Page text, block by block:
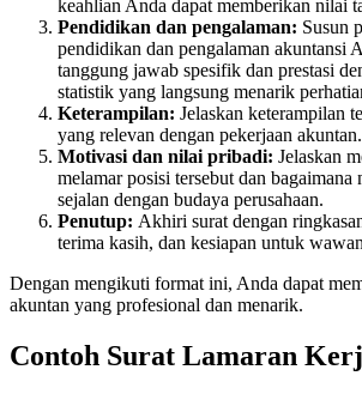
keahlian Anda dapat memberikan nilai
Pendidikan dan pengalaman: Susun
pendidikan dan pengalaman akuntansi
tanggung jawab spesifik dan prestasi
statistik yang langsung menarik
Keterampilan: Jelaskan keterampilan
yang relevan dengan pekerjaan akuntan.
Motivasi dan nilai pribadi: Jelaskan
melamar posisi tersebut dan
sejalan dengan budaya perusahaan.
Penutup: Akhiri surat dengan
terima kasih, dan kesiapan untuk
Dengan mengikuti format ini, Anda dapat
akuntan yang profesional dan menarik.
Contoh Surat Lamaran